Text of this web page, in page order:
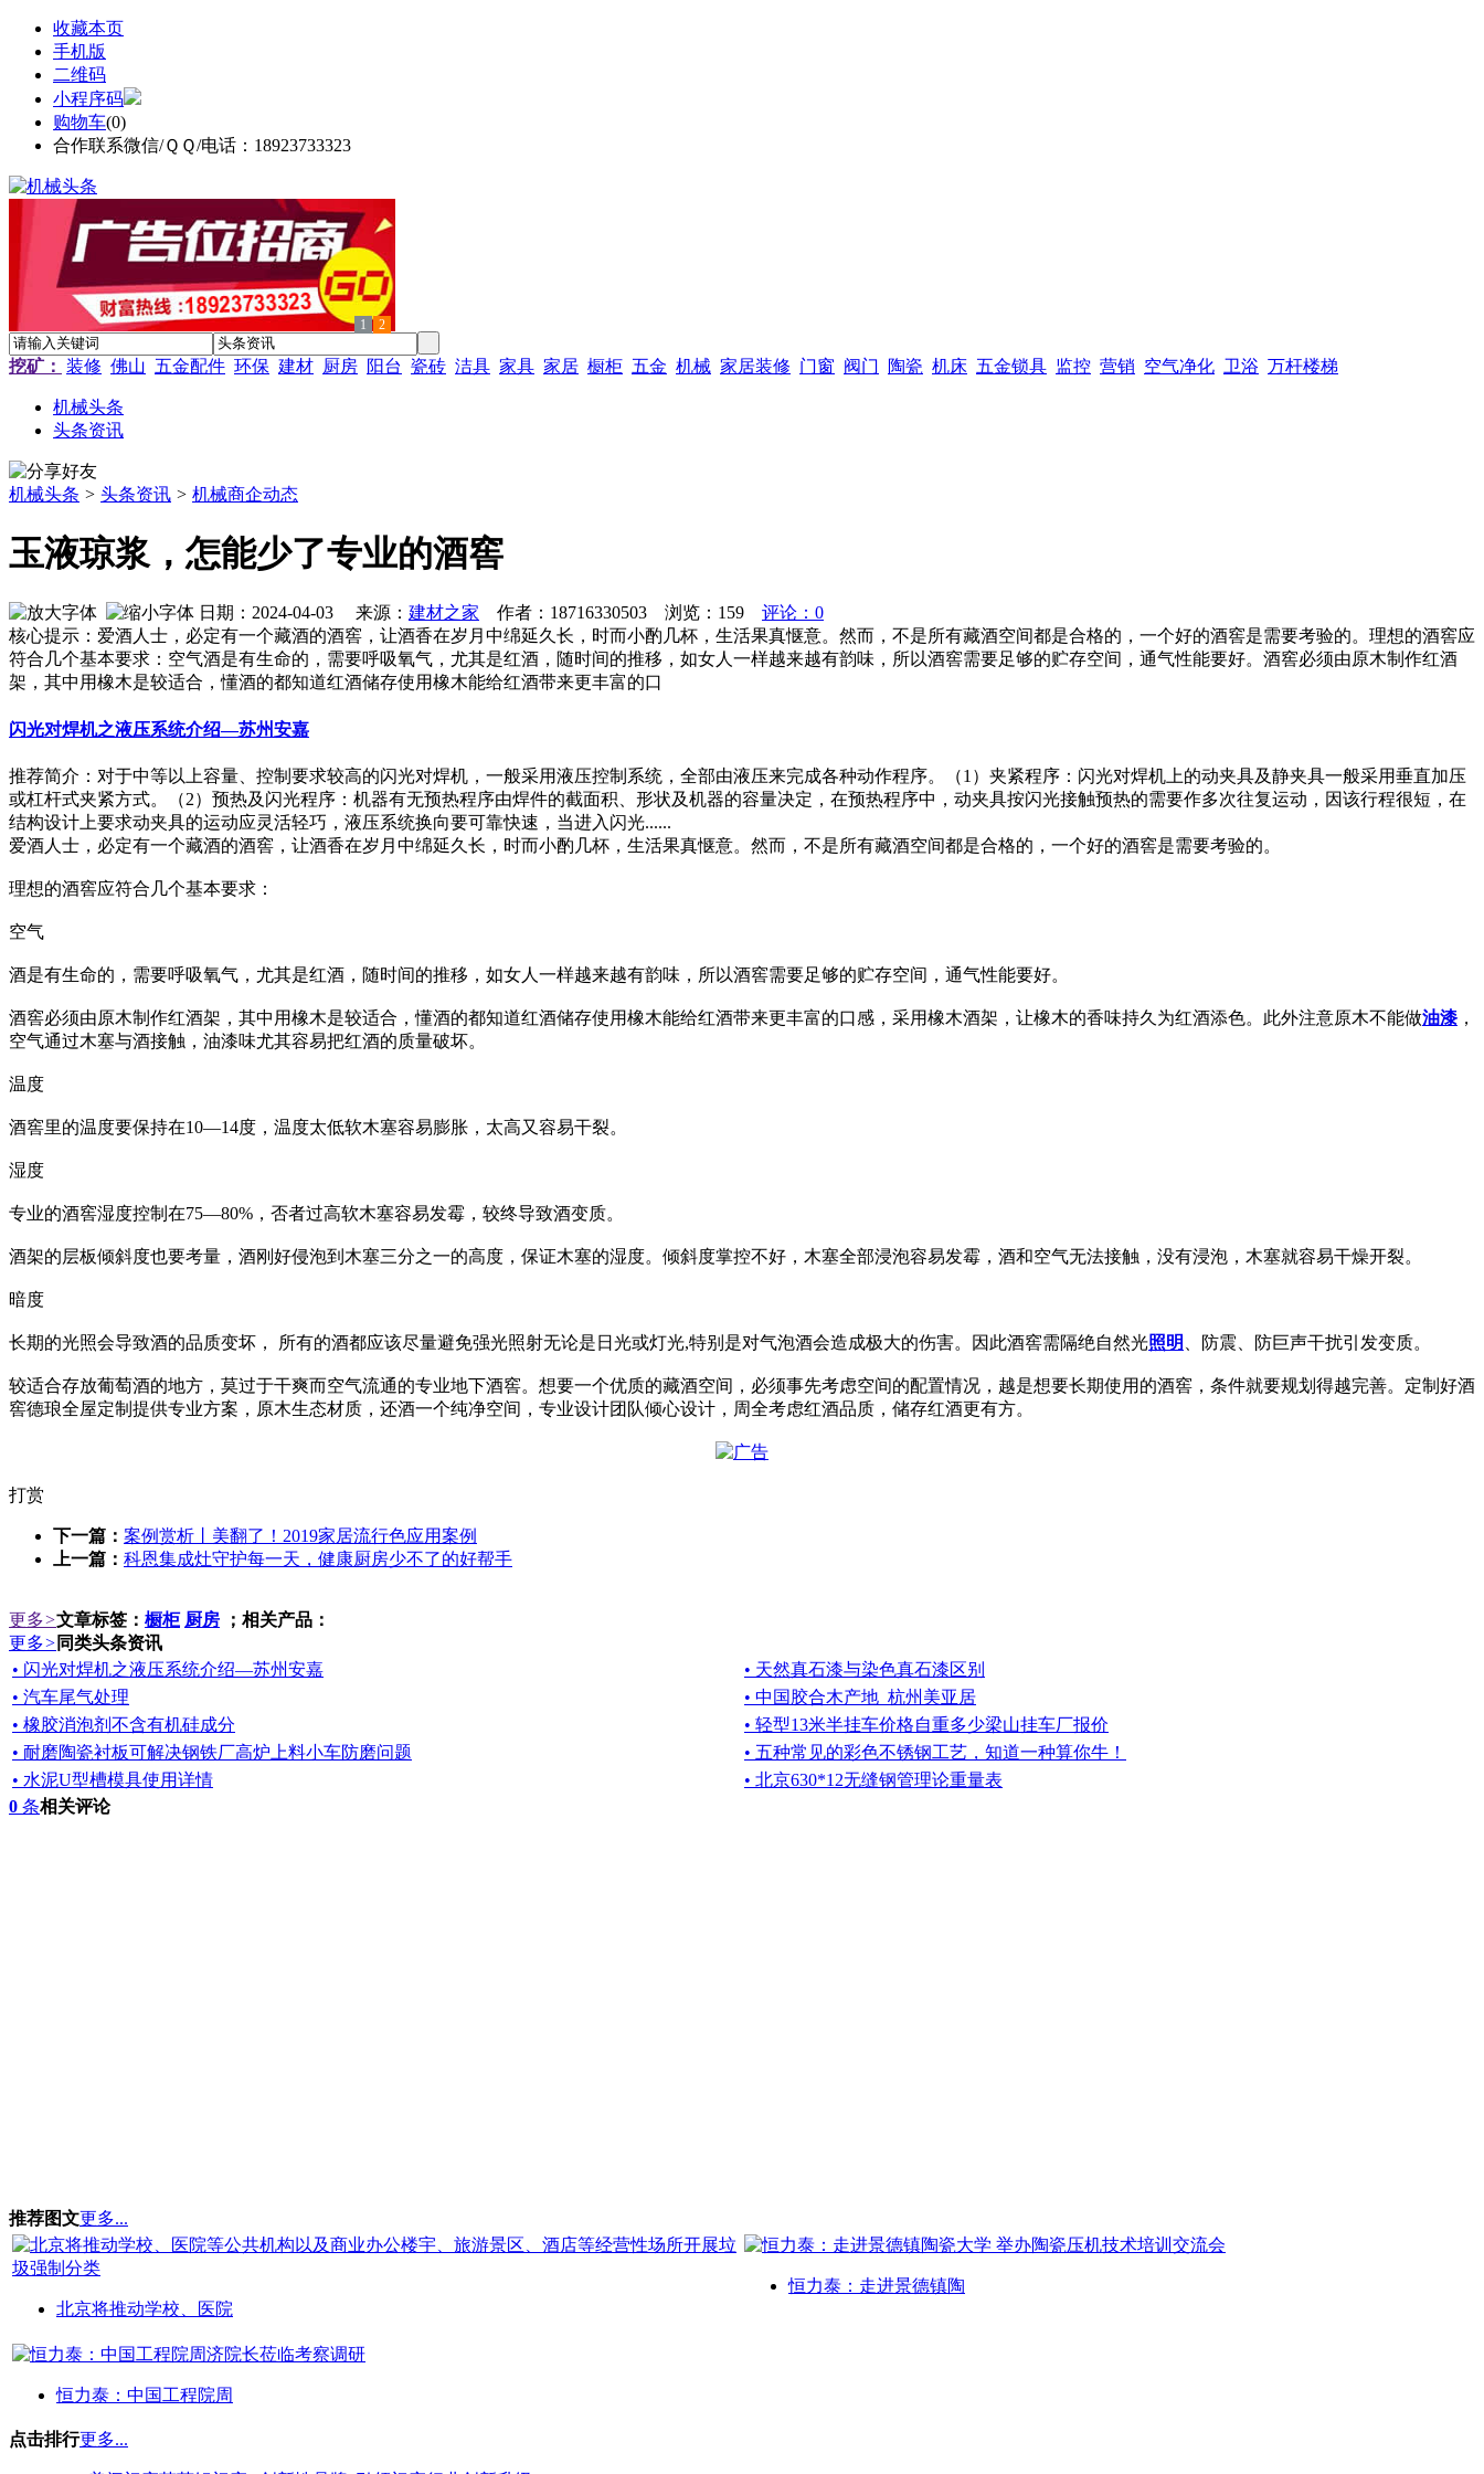
收藏本页
手机版
二维码
小程序码
购物车(0)
合作联系微信/ＱＱ/电话：18923733323
1 2
挖矿： 装修 佛山 五金配件 环保 建材 厨房 阳台 瓷砖 洁具 家具 家居 橱柜 五金 机械 家居装修 门窗 阀门 陶瓷 机床 五金锁具 监控 营销 空气净化 卫浴 万杆楼梯
机械头条
头条资讯
机械头条 > 头条资讯 > 机械商企动态
玉液琼浆，怎能少了专业的酒窖
日期：2024-04-03 来源： 建材之家 作者：18716330503 浏览： 159
评论：0
核心提示：爱酒人士，必定有一个藏酒的酒窖，让酒香在岁月中绵延久长，时而小酌几杯，生活果真惬意。然而，不是所有藏酒空间都是合格的，一个好的酒窖是需要考验的。理想的酒窖应
符合几个基本要求：空气酒是有生命的，需要呼吸氧气，尤其是红酒，随时间的推移，如女人一样越来越有韵味，所以酒窖需要足够的贮存空间，通气性能要好。酒窖必须由原木制作红酒
架，其中用橡木是较适合，懂酒的都知道红酒储存使用橡木能给红酒带来更丰富的口
闪光对焊机之液压系统介绍—苏州安嘉
推荐简介：对于中等以上容量、控制要求较高的闪光对焊机，一般采用液压控制系统，全部由液压来完成各种动作程序。（1）夹紧程序：闪光对焊机上的动夹具及静夹具一般采用垂直加压
或杠杆式夹紧方式。（2）预热及闪光程序：机器有无预热程序由焊件的截面积、形状及机器的容量决定，在预热程序中，动夹具按闪光接触预热的需要作多次往复运动，因该行程很短，在
结构设计上要求动夹具的运动应灵活轻巧，液压系统换向要可靠快速，当进入闪光......
爱酒人士，必定有一个藏酒的酒窖，让酒香在岁月中绵延久长，时而小酌几杯，生活果真惬意。然而，不是所有藏酒空间都是合格的，一个好的酒窖是需要考验的。
理想的酒窖应符合几个基本要求：
空气
酒是有生命的，需要呼吸氧气，尤其是红酒，随时间的推移，如女人一样越来越有韵味，所以酒窖需要足够的贮存空间，通气性能要好。
酒窖必须由原木制作红酒架，其中用橡木是较适合，懂酒的都知道红酒储存使用橡木能给红酒带来更丰富的口感，采用橡木酒架，让橡木的香味持久为红酒添色。此外注意原木不能做油漆 ，
空气通过木塞与酒接触，油漆味尤其容易把红酒的质量破坏。
温度
酒窖里的温度要保持在10—14度，温度太低软木塞容易膨胀，太高又容易干裂。
湿度
专业的酒窖湿度控制在75—80%，否者过高软木塞容易发霉，较终导致酒变质。
酒架的层板倾斜度也要考量，酒刚好侵泡到木塞三分之一的高度，保证木塞的湿度。倾斜度掌控不好，木塞全部浸泡容易发霉，酒和空气无法接触，没有浸泡，木塞就容易干燥开裂。
暗度
长期的光照会导致酒的品质变坏， 所有的酒都应该尽量避免强光照射无论是日光或灯光,特别是对气泡酒会造成极大的伤害。因此酒窖需隔绝自然光照明 、防震、防巨声干扰引发变质。
较适合存放葡萄酒的地方，莫过于干爽而空气流通的专业地下酒窖。想要一个优质的藏酒空间，必须事先考虑空间的配置情况，越是想要长期使用的酒窖，条件就要规划得越完善。定制好酒
窖德琅全屋定制提供专业方案，原木生态材质，还酒一个纯净空间，专业设计团队倾心设计，周全考虑红酒品质，储存红酒更有方。
打赏
下一篇： 案例赏析丨美翻了！2019家居流行色应用案例
上一篇： 科恩集成灶守护每一天，健康厨房少不了的好帮手
更多>文章标签： 橱柜 厨房 ；相关产品：
更多> 同类头条资讯
• 闪光对焊机之液压系统介绍—苏州安嘉
• 天然真石漆与染色真石漆区别
• 汽车尾气处理
• 中国胶合木产地_杭州美亚居
• 橡胶消泡剂不含有机硅成分
• 轻型13米半挂车价格自重多少梁山挂车厂报价
• 耐磨陶瓷衬板可解决钢铁厂高炉上料小车防磨问题
• 五种常见的彩色不锈钢工艺，知道一种算你牛！
• 水泥U型槽模具使用详情
• 北京630*12无缝钢管理论重量表
0 条相关评论
推荐图文更多...
北京将推动学校、医院
恒力泰：走进景德镇陶
恒力泰：中国工程院周
点击排行更多...